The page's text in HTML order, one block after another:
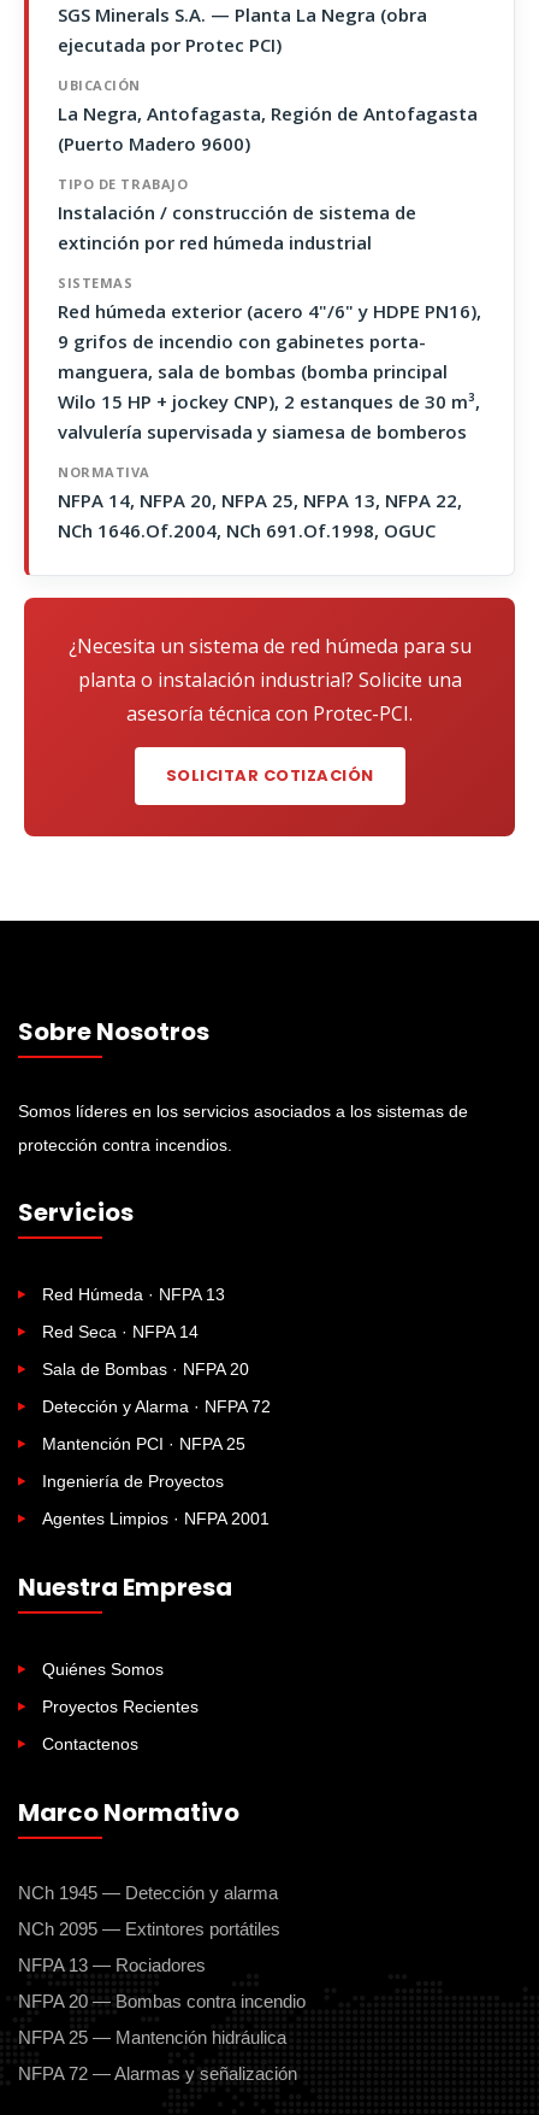
SGS Minerals S.A. — Planta La Negra (obra
ejecutada por Protec PCI)
UBICACIÓN
La Negra, Antofagasta, Región de Antofagasta
(Puerto Madero 9600)
TIPO DE TRABAJO
Instalación / construcción de sistema de
extinción por red húmeda industrial
SISTEMAS
Red húmeda exterior (acero 4"/6" y HDPE PN16),
9 grifos de incendio con gabinetes porta-
manguera, sala de bombas (bomba principal
Wilo 15 HP + jockey CNP), 2 estanques de 30 m³,
valvulería supervisada y siamesa de bomberos
NORMATIVA
NFPA 14, NFPA 20, NFPA 25, NFPA 13, NFPA 22,
NCh 1646.Of.2004, NCh 691.Of.1998, OGUC
¿Necesita un sistema de red húmeda para su
planta o instalación industrial? Solicite una
asesoría técnica con Protec-PCI.
SOLICITAR COTIZACIÓN
Sobre Nosotros
Somos líderes en los servicios asociados a los sistemas de
protección contra incendios.
Servicios
Red Húmeda · NFPA 13
Red Seca · NFPA 14
Sala de Bombas · NFPA 20
Detección y Alarma · NFPA 72
Mantención PCI · NFPA 25
Ingeniería de Proyectos
Agentes Limpios · NFPA 2001
Nuestra Empresa
Quiénes Somos
Proyectos Recientes
Contactenos
Marco Normativo
NCh 1945 — Detección y alarma
NCh 2095 — Extintores portátiles
NFPA 13 — Rociadores
NFPA 20 — Bombas contra incendio
NFPA 25 — Mantención hidráulica
NFPA 72 — Alarmas y señalización